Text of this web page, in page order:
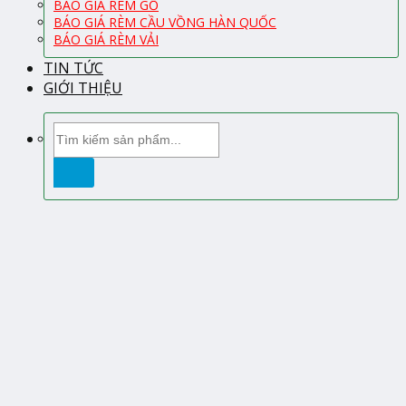
BÁO GIÁ RÈM GỖ
BÁO GIÁ RÈM CẦU VỒNG HÀN QUỐC
BÁO GIÁ RÈM VẢI
TIN TỨC
GIỚI THIỆU
kiếm: